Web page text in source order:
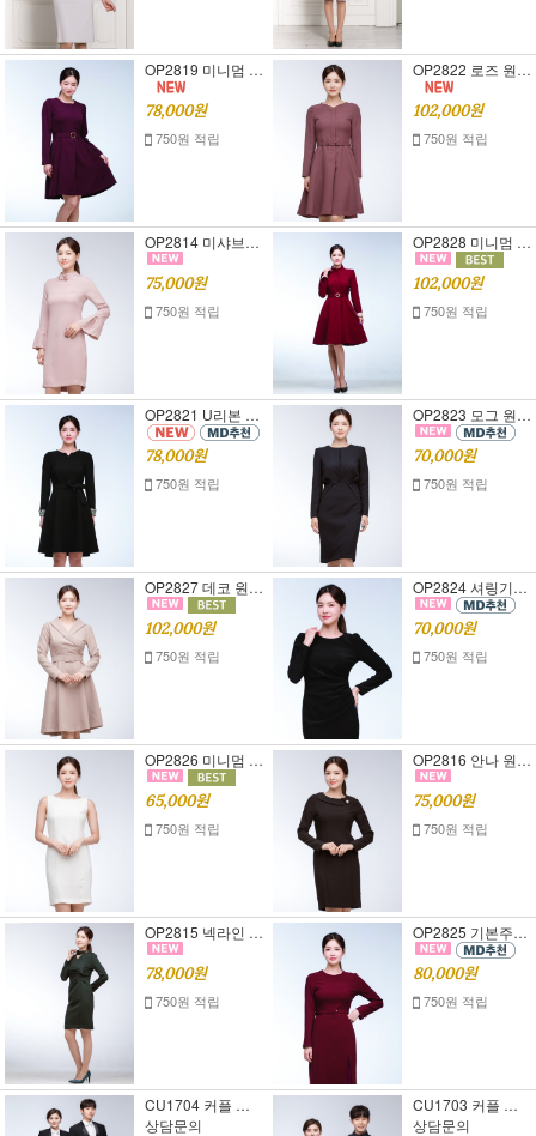
OP2819 미니멈 원피스 [정장원피스][여자면접복장]
78,000원
750원 적립
OP2822 로즈 원피스 [정장원피스][여자면접복장]
102,000원
750원 적립
OP2814 미샤브로치 원피스 [정장원피스][여자면접복장]
75,000원
750원 적립
OP2828 미니멈 벨트 원피스 [정장원피스][여자면접복장]
102,000원
750원 적립
OP2821 U리본 원피스 [정장원피스][여자면접복장]
78,000원
750원 적립
OP2823 모그 원피스 [정장원피스][여자면접복장]
70,000원
750원 적립
OP2827 데코 원피스 [정장원피스][여자면접복장]
102,000원
750원 적립
OP2824 셔링기모 원피스 [정장원피스][여자면접복장]
70,000원
750원 적립
OP2826 미니멈 H라인 원피스 [정장원피스][여자면접복장]
65,000원
750원 적립
OP2816 안나 원피스 [정장원피스][여자면접복장]
75,000원
750원 적립
OP2815 넥라인 포인트 원피스 [정장원피스][여자면접복장]
78,000원
750원 적립
OP2825 기본주름 원피스 [정장원피스][여자면접복장]
80,000원
750원 적립
CU1704 커플 유니폼5
상담문의
CU1703 커플 유니폼4
상담문의